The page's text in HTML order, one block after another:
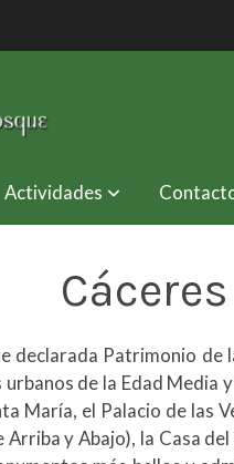
Actividades
Cáceres
declarada Patrimonio de
de la Edad Media
María, el Palacio de las
y Abajo), la Casa